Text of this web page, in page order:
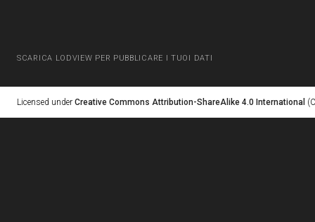
SCARICA LODVIEW PER PUBBLICARE I TUOI DATI
Licensed under Creative Commons Attribution-ShareAlike 4.0 International